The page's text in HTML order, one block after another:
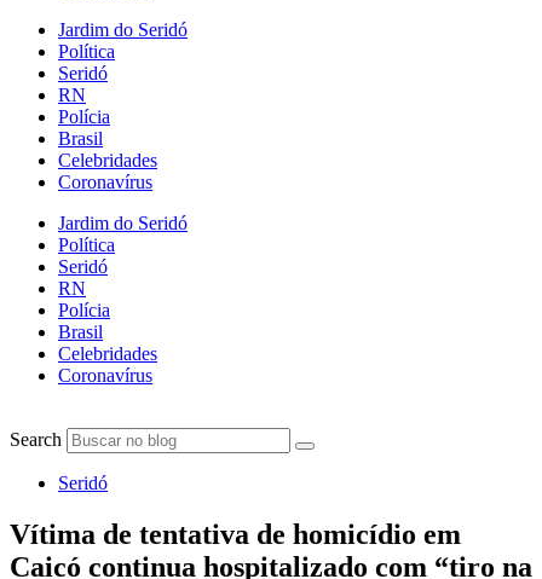
Jardim do Seridó
Política
Seridó
RN
Polícia
Brasil
Celebridades
Coronavírus
Jardim do Seridó
Política
Seridó
RN
Polícia
Brasil
Celebridades
Coronavírus
Search
Seridó
Vítima de tentativa de homicídio em
Caicó continua hospitalizado com “tiro na